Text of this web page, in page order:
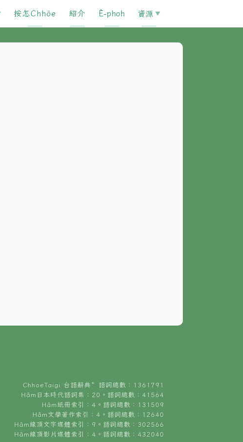
按怎Chhōe 紹介 È-phoh 資源
ChhoeTaigi 台語辭典⁺ 語詞總數：1361791
Hâm日本時代語詞集：20。語詞總數：41564
Hâm紙冊索引：4。語詞總數：131509
Hâm文學著作索引：4。語詞總數：12640
Hâm線頂文字媒體索引：9。語詞總數：302566
Hâm線頂影片媒體索引：4。語詞總數：432040